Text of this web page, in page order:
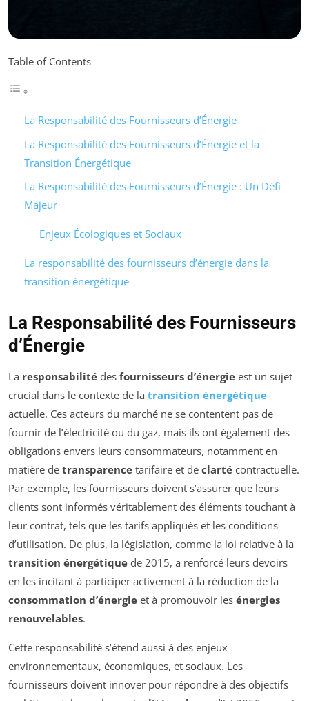
Table of Contents
La Responsabilité des Fournisseurs d’Énergie
La Responsabilité des Fournisseurs d’Énergie et la
Transition Énergétique
La Responsabilité des Fournisseurs d’Énergie : Un Défi
Majeur
Enjeux Écologiques et Sociaux
La responsabilité des fournisseurs d’énergie dans la
transition énergétique
La Responsabilité des Fournisseurs
d’Énergie
La responsabilité des fournisseurs d’énergie est un sujet
crucial dans le contexte de la transition énergétique
actuelle. Ces acteurs du marché ne se contentent pas de
fournir de l’électricité ou du gaz, mais ils ont également des
obligations envers leurs consommateurs, notamment en
matière de transparence tarifaire et de clarté contractuelle.
Par exemple, les fournisseurs doivent s’assurer que leurs
clients sont informés véritablement des éléments touchant à
leur contrat, tels que les tarifs appliqués et les conditions
d’utilisation. De plus, la législation, comme la loi relative à la
transition énergétique de 2015, a renforcé leurs devoirs
en les incitant à participer activement à la réduction de la
consommation d’énergie et à promouvoir les énergies
renouvelables.
Cette responsabilité s’étend aussi à des enjeux
environnementaux, économiques, et sociaux. Les
fournisseurs doivent innover pour répondre à des objectifs